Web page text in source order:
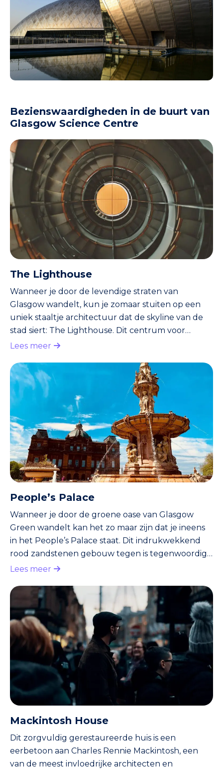
Bezienswaardigheden in de buurt van
Glasgow Science Centre
The Lighthouse
Wanneer je door de levendige straten van
Glasgow wandelt, kun je zomaar stuiten op een
uniek staaltje architectuur dat de skyline van de
stad siert: The Lighthouse. Dit centrum voor
architectuur en design, oorspronkelijk ontworpen
Rennie Mackintosh, is een knooppunt van
creativiteit en innovatie in het hart van de stad. Dit
gebouw was het eerste openbare
commissieproject van Charles Rennie Mackintosh
en heeft sindsdien verschillende renovaties
ondergaan
Lees meer
People’s Palace
Wanneer je door de groene oase van Glasgow
Green wandelt kan het zo maar zijn dat je ineens
in het People’s Palace staat. Dit indrukwekkend
rood zandstenen gebouw tegen is tegenwoordig
een museum, maar werd in 1898 opgericht als een
paleis voor het volk’ op te richten, waar arbeiders
konden ontsnappen aan de vaak erbarmelijke
leefomstandigheden. Dit moest een centrum van
cultuur en ontspanning worden, met leesruimtes,
kunstgalarijen en zel
Lees meer
Mackintosh House
Dit zorgvuldig gerestaureerde huis is een
eerbetoon aan Charles Rennie Mackintosh, een
van de meest invloedrijke architecten en